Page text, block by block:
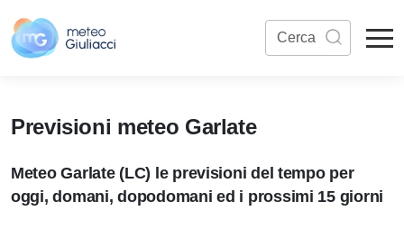
Previsioni meteo Garlate
Meteo Garlate (LC) le previsioni del tempo per
oggi, domani, dopodomani ed i prossimi 15 giorni